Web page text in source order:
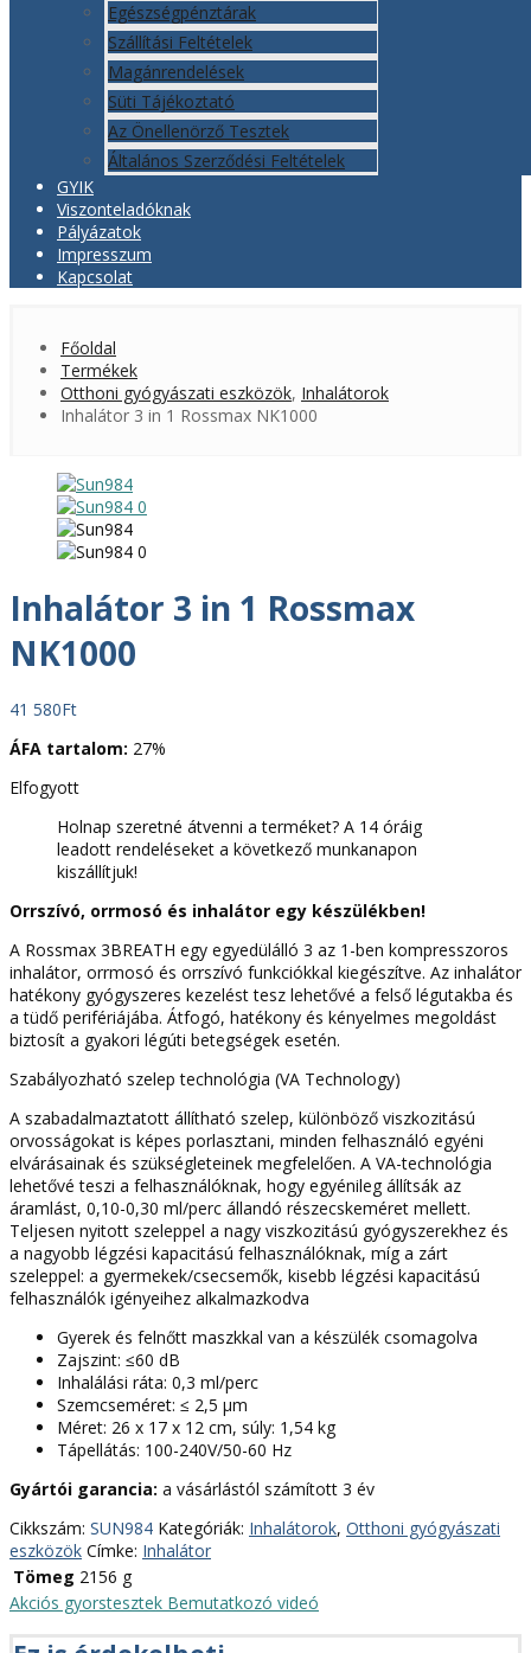
Egészségpénztárak
Szállítási Feltételek
Magánrendelések
Süti Tájékoztató
Az Önellenörző Tesztek
Általános Szerződési Feltételek
GYIK
Viszonteladóknak
Pályázatok
Impresszum
Kapcsolat
Főoldal
Termékek
Otthoni gyógyászati eszközök, Inhalátorok
Inhalátor 3 in 1 Rossmax NK1000
Inhalátor 3 in 1 Rossmax
NK1000
41 580Ft
ÁFA tartalom: 27%
Elfogyott
Holnap szeretné átvenni a terméket? A 14 óráig
leadott rendeléseket a következő munkanapon
kiszállítjuk!
Orrszívó, orrmosó és inhalátor egy készülékben!
A Rossmax 3BREATH egy egyedülálló 3 az 1-ben kompresszoros
inhalátor, orrmosó és orrszívó funkciókkal kiegészítve. Az inhalátor
hatékony gyógyszeres kezelést tesz lehetővé a felső légutakba és
a tüdő perifériájába. Átfogó, hatékony és kényelmes megoldást
biztosít a gyakori légúti betegségek esetén.
Szabályozható szelep technológia (VA Technology)
A szabadalmaztatott állítható szelep, különböző viszkozitású
orvosságokat is képes porlasztani, minden felhasználó egyéni
elvárásainak és szükségleteinek megfelelően. A VA-technológia
lehetővé teszi a felhasználóknak, hogy egyénileg állítsák az
áramlást, 0,10-0,30 ml/perc állandó részecskeméret mellett.
Teljesen nyitott szeleppel a nagy viszkozitású gyógyszerekhez és
a nagyobb légzési kapacitású felhasználóknak, míg a zárt
szeleppel: a gyermekek/csecsemők, kisebb légzési kapacitású
felhasználók igényeihez alkalmazkodva
Gyerek és felnőtt maszkkal van a készülék csomagolva
Zajszint: ≤60 dB
Inhalálási ráta: 0,3 ml/perc
Szemcseméret: ≤ 2,5 μm
Méret: 26 x 17 x 12 cm, súly: 1,54 kg
Tápellátás: 100-240V/50-60 Hz
Gyártói garancia: a vásárlástól számított 3 év
Cikkszám: SUN984 Kategóriák: Inhalátorok, Otthoni gyógyászati
eszközök Címke: Inhalátor
Tömeg 2156 g
Akciós gyorstesztek Bemutatkozó videó